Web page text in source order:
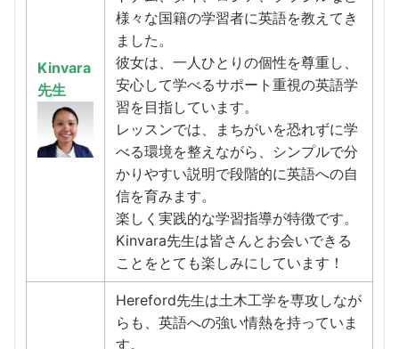
Kinvara
先生
様々な国籍の学習者に英語を教えてき
ました。
彼女は、一人ひとりの個性を尊重し、
安心して学べるサポート重視の英語学
習を目指しています。
レッスンでは、まちがいを恐れずに学
べる環境を整えながら、シンプルで分
かりやすい説明で段階的に英語への自
信を育みます。
楽しく実践的な学習指導が特徴です。
Kinvara先生は皆さんとお会いできる
ことをとても楽しみにしています！
Hereford先生は土木工学を専攻しなが
らも、英語への強い情熱を持っていま
す。